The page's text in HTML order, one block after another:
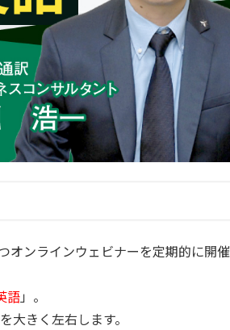
オンラインウェビナーを定期的に開催
語」。
大きく左右します。